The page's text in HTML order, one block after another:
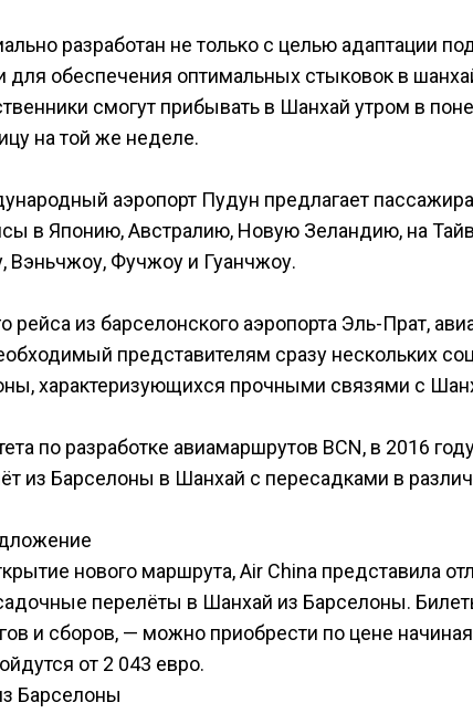
разработан не только с целью адаптации
для обеспечения оптимальных стыковок в
смогут прибывать в Шанхай утром в
на той же неделе.
аэропорт Пудун предлагает
в Японию, Австралию, Новую Зеландию, на
Вэньчжоу, Фучжоу и Гуанчжоу.
из барселонского аэропорта Эль-Прат,
представителям сразу нескольких
характеризующихся прочными связями с
по разработке авиамаршрутов BCN, в 2016
из Барселоны в Шанхай с пересадками в
нового маршрута, Air China представила
перелёты в Шанхай из Барселоны.
и сборов, — можно приобрести по цене
от 2 043 евро.
Барселоны